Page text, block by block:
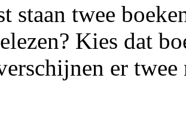
staan twee
Kies dat
er